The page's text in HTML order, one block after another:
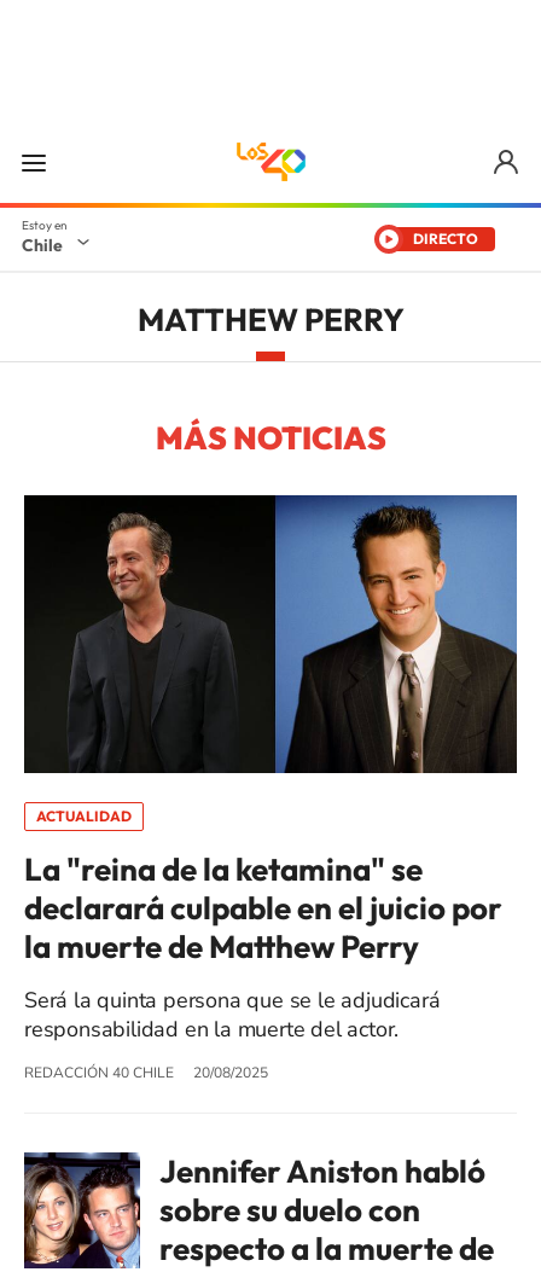
Chile DIRECTO
MATTHEW PERRY
MÁS NOTICIAS
ACTUALIDAD
La "reina de la ketamina" se
declarará culpable en el juicio por
la muerte de Matthew Perry
Será la quinta persona que se le adjudicará
responsabilidad en la muerte del actor.
REDACCIÓN 40 CHILE 20/08/2025
Jennifer Aniston habló
sobre su duelo con
respecto a la muerte de